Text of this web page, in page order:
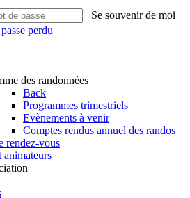
Se souvenir de moi
perdu
des randonnées
Back
Programmes trimestriels
Evènements à venir
Comptes rendus annuel des randos
rendez-vous
animateurs